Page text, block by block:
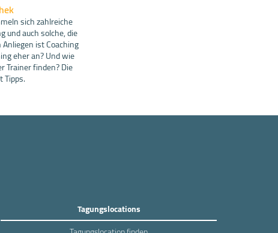
sich zahlreiche
und auch solche, die
ist Coaching
eher an? Und wie
Trainer finden? Die
Tagungslocations